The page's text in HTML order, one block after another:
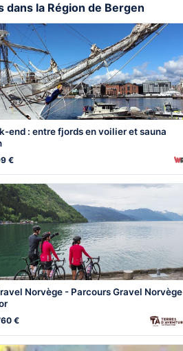
dans la Région de Bergen
end : entre fjords en voilier et sauna
€
Norvège - Parcours Gravel Norvège
€